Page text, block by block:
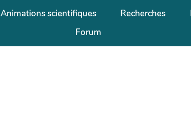
Animations scientifiques Recherches
Forum